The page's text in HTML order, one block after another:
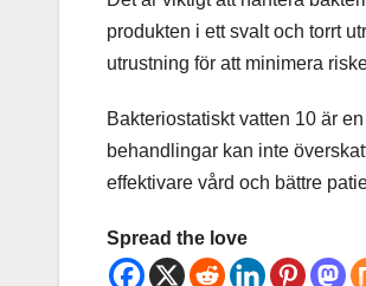
produkten i ett svalt och torrt
utrustning för att minimera
Bakteriostatiskt vatten 10 är
behandlingar kan inte
effektivare vård och bättre
Spread the love